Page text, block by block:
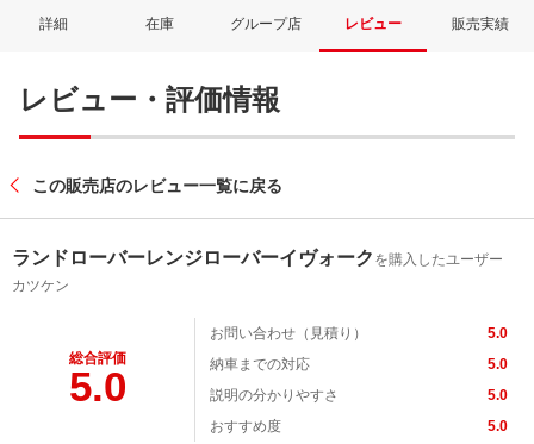
詳細 在庫 グループ店 レビュー 販売実績
レビュー・評価情報
この販売店のレビュー一覧に戻る
ランドローバーレンジローバーイヴォーク を購入したユーザー
カツケン
総合評価
5.0
お問い合わせ（見積り）
5.0
納車までの対応
5.0
説明の分かりやすさ
5.0
おすすめ度
5.0